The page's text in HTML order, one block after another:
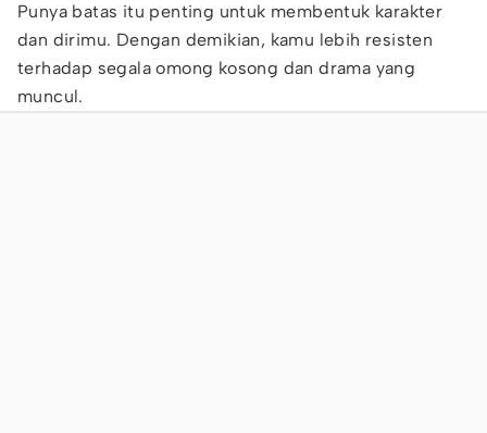
Punya batas itu penting untuk membentuk karakter
dan dirimu. Dengan demikian, kamu lebih resisten
terhadap segala omong kosong dan drama yang
muncul.